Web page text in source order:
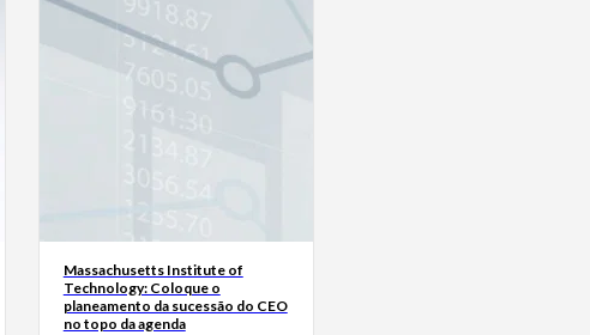
Massachusetts Institute of
Technology: Coloque o
planeamento da sucessão do CEO
no topo da agenda